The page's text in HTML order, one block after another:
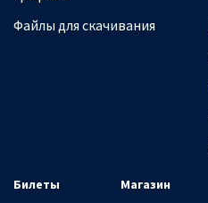
Файлы для скачивания
Билеты Магазин